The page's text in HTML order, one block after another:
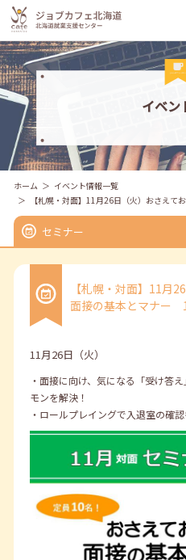
イベン
ホーム
イベント情報一覧
【札幌・対面】11月26日（火）おさえ
セミナー
【札幌・対面】11月
面接の基本とマナー
11月26日（火）
・面接に向け、気になる「受け答
モンを解決！
・ロールプレイングで入退室の確認